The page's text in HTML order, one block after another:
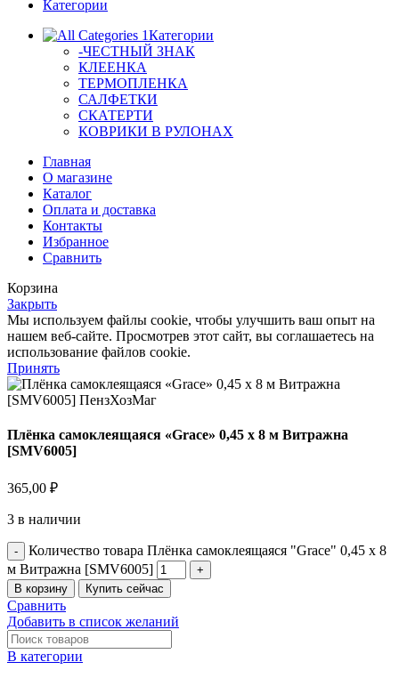
Категории
Категории
-ЧЕСТНЫЙ ЗНАК
КЛЕЕНКА
ТЕРМОПЛЕНКА
САЛФЕТКИ
СКАТЕРТИ
КОВРИКИ В РУЛОНАХ
Главная
О магазине
Каталог
Оплата и доставка
Контакты
Избранное
Сравнить
Корзина
Закрыть
Мы используем файлы cookie, чтобы улучшить ваш опыт на
нашем веб-сайте. Просмотрев этот сайт, вы соглашаетесь на
использование файлов cookie.
Принять
Плёнка самоклеящаяся «Grace» 0,45 х 8 м Витражна
[SMV6005]
365,00 ₽
3 в наличии
Количество товара Плёнка самоклеящаяся "Grace" 0,45 х 8
м Витражна [SMV6005]
В корзину Купить сейчас
Сравнить
Добавить в список желаний
В категории